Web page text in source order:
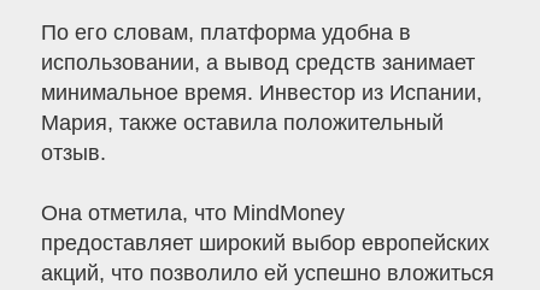
По его словам, платформа удобна в
использовании, а вывод средств занимает
минимальное время. Инвестор из Испании,
Мария, также оставила положительный
отзыв.
Она отметила, что MindMoney
предоставляет широкий выбор европейских
акций, что позволило ей успешно вложиться